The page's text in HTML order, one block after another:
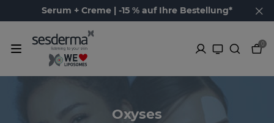
Serum + Creme | -15 % auf Ihre Bestellung*
0
Oxyses